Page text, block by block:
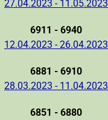
27.04.2023 - 11.05.2023
6911 - 6940
12.04.2023 - 26.04.2023
6881 - 6910
28.03.2023 - 11.04.2023
6851 - 6880